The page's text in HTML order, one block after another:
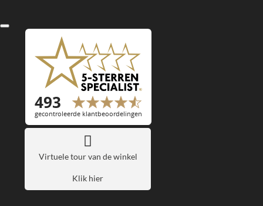
Virtuele tour van de winkel
Klik hier